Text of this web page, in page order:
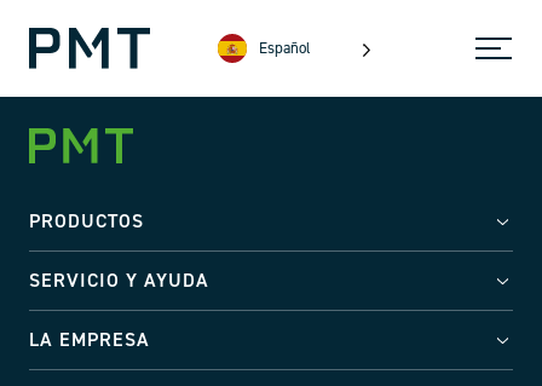
Español
PRODUCTOS
SERVICIO Y AYUDA
LA EMPRESA